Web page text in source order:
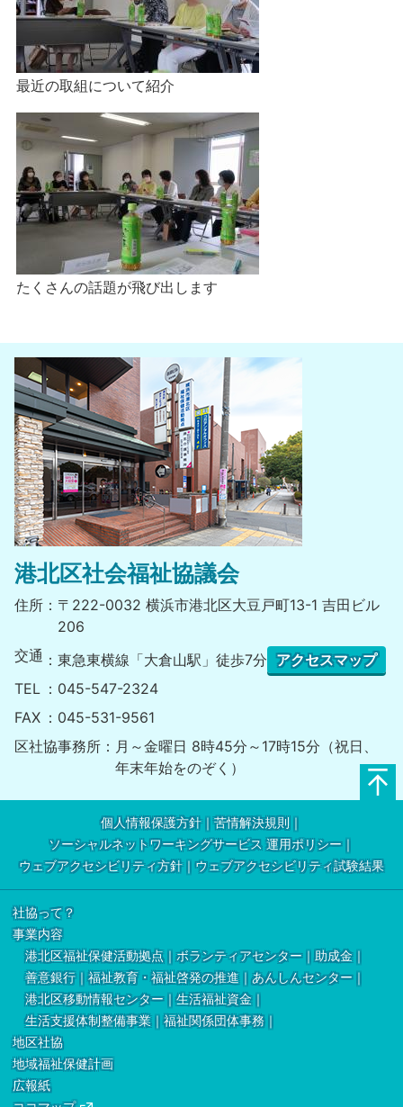
最近の取組について紹介
たくさんの話題が飛び出します
港北区社会福祉協議会
住所
〒222-0032 横浜市港北区大豆戸町13-1 吉田ビル
206
交通
東急東横線「大倉山駅」徒歩7分 アクセスマップ
TEL
045-547-2324
FAX
045-531-9561
区社協事務所
月～金曜日 8時45分～17時15分（祝日、
年末年始をのぞく）
個人情報保護方針
苦情解決規則
ソーシャルネットワーキングサービス 運用ポリシー
ウェブアクセシビリティ方針
ウェブアクセシビリティ試験結果
社協って？
事業内容
港北区福祉保健活動拠点
ボランティアセンター
助成金
善意銀行
福祉教育・福祉啓発の推進
あんしんセンター
港北区移動情報センター
生活福祉資金
生活支援体制整備事業
福祉関係団体事務
地区社協
地域福祉保健計画
広報紙